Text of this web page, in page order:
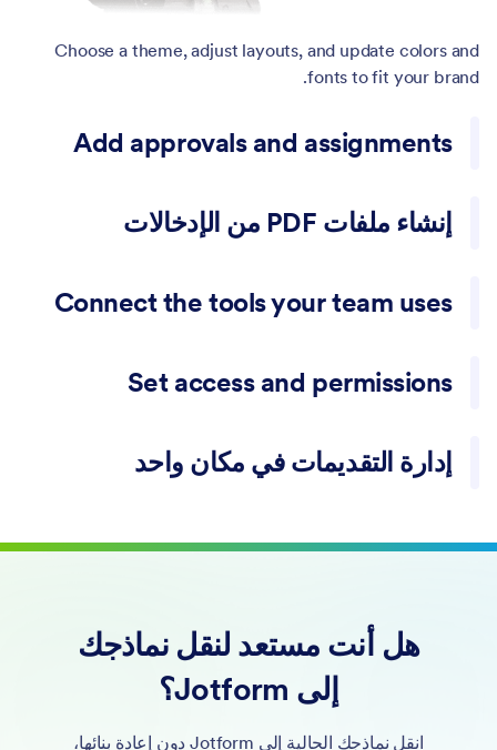
Choose a theme, adjust layouts, and update colors and
fonts to fit your brand.
Add approvals and assignments
approvals before moving forward.
إنشاء ملفات PDF من الإدخالات
Connect the tools your team uses
many other apps.
Set access and permissions
export data.
إدارة التقديمات في مكان واحد
هل أنت مستعد لنقل نماذجك
إلى Jotform؟
انقل نماذجك الحالية إلى Jotform دون إعادة بنائها،